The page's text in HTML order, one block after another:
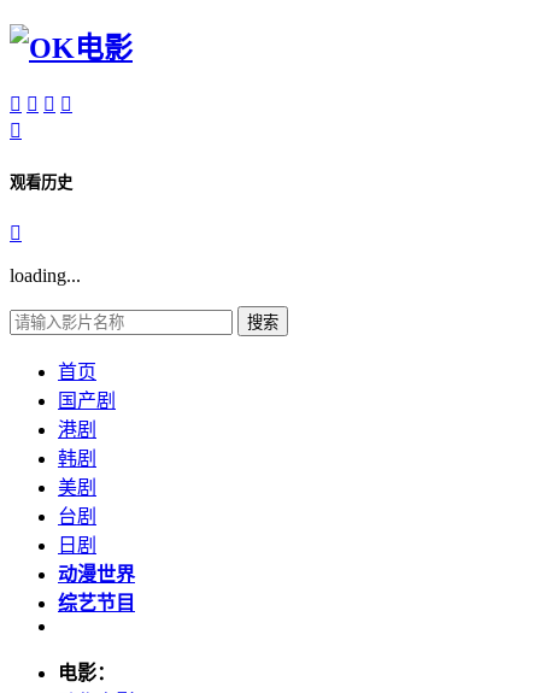
   

观看历史

loading...
搜索
首页
国产剧
港剧
韩剧
美剧
台剧
日剧
动漫世界
综艺节目
电影：